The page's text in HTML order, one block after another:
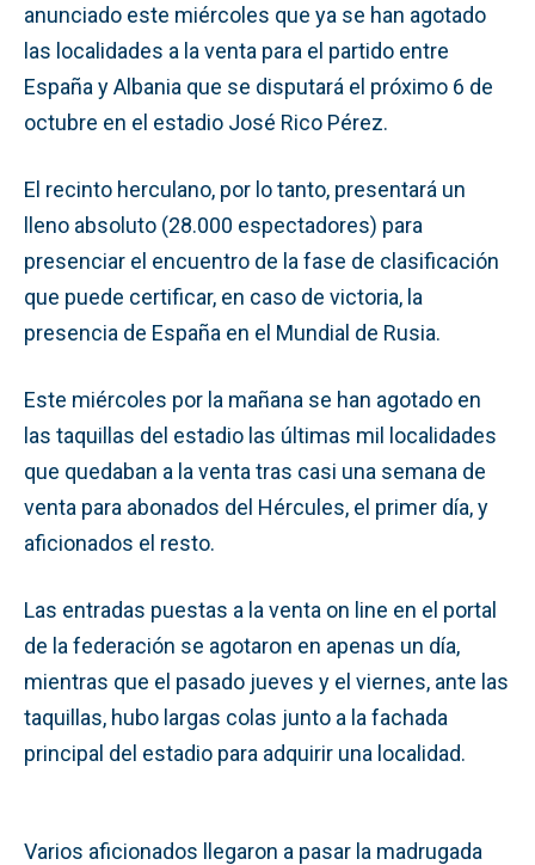
anunciado este miércoles que ya se han agotado
las localidades a la venta para el partido entre
España y Albania que se disputará el próximo 6 de
octubre en el estadio José Rico Pérez.
El recinto herculano, por lo tanto, presentará un
lleno absoluto (28.000 espectadores) para
presenciar el encuentro de la fase de clasificación
que puede certificar, en caso de victoria, la
presencia de España en el Mundial de Rusia.
Este miércoles por la mañana se han agotado en
las taquillas del estadio las últimas mil localidades
que quedaban a la venta tras casi una semana de
venta para abonados del Hércules, el primer día, y
aficionados el resto.
Las entradas puestas a la venta on line en el portal
de la federación se agotaron en apenas un día,
mientras que el pasado jueves y el viernes, ante las
taquillas, hubo largas colas junto a la fachada
principal del estadio para adquirir una localidad.
Varios aficionados llegaron a pasar la madrugada